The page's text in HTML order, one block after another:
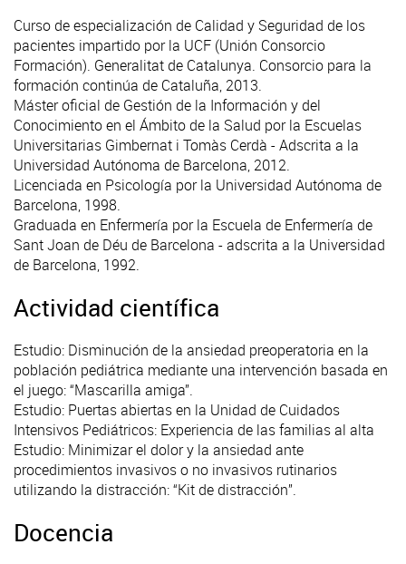
Curso de especialización de Calidad y Seguridad de los
pacientes impartido por la UCF (Unión Consorcio
Formación). Generalitat de Catalunya. Consorcio para la
formación continúa de Cataluña, 2013.
Máster oficial de Gestión de la Información y del
Conocimiento en el Ámbito de la Salud por la Escuelas
Universitarias Gimbernat i Tomàs Cerdà - Adscrita a la
Universidad Autónoma de Barcelona, 2012.
Licenciada en Psicología por la Universidad Autónoma de
Barcelona, 1998.
Graduada en Enfermería por la Escuela de Enfermería de
Sant Joan de Déu de Barcelona - adscrita a la Universidad
de Barcelona, 1992.
Actividad científica
Estudio: Disminución de la ansiedad preoperatoria en la
población pediátrica mediante una intervención basada en
el juego: “Mascarilla amiga”.
Estudio: Puertas abiertas en la Unidad de Cuidados
Intensivos Pediátricos: Experiencia de las familias al alta
Estudio: Minimizar el dolor y la ansiedad ante
procedimientos invasivos o no invasivos rutinarios
utilizando la distracción: “Kit de distracción”.
Docencia